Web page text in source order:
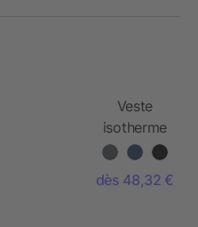
Veste
isotherme
Petalite
certifiée
dès 48,32 €